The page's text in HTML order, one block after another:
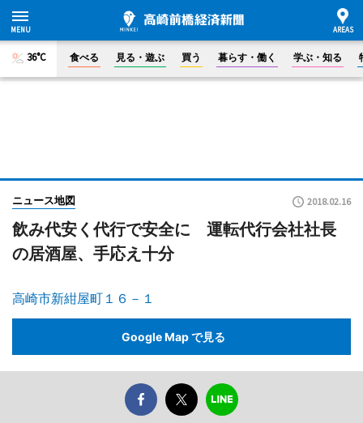
36°C 食べる 見る・遊ぶ 買う 暮らす・働く 学ぶ・知る
ニュース地図 2018.02.16
飲み代安く代行で安全に 運転代行会社社長
の居酒屋、手応え十分
高崎市新紺屋町１６－１
Google Map で見る